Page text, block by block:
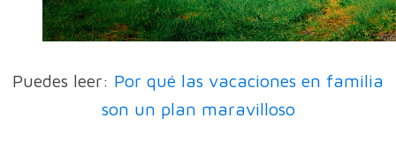
Puedes leer: Por qué las vacaciones en familia
son un plan maravilloso